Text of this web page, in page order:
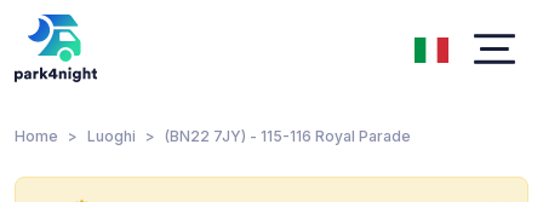
Home Luoghi (BN22 7JY) - 115-116 Royal Parade